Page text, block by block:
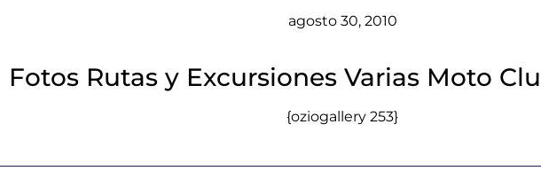
agosto 30, 2010
Fotos Rutas y Excursiones Varias Moto
{oziogallery 253}